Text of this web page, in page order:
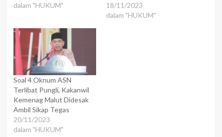
dalam "HUKUM"
18/11/2023
dalam "HUKUM"
Soal 4 Oknum ASN
Terlibat Pungli, Kakanwil
Kemenag Malut Didesak
Ambil Sikap Tegas
20/11/2023
dalam "HUKUM"